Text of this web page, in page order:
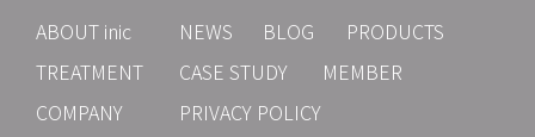
ABOUT inic NEWS BLOG
PRODUCTS
TREATMENT
CASE STUDY
MEMBER
COMPANY
PRIVACY POLICY